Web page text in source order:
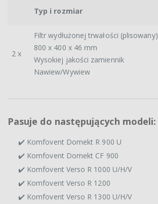
Typ i rozmiar
2 x
Filtr wydłużonej trwałości (plisowany)
800 x 400 x 46 mm
Wysokiej jakości zamiennik
Nawiew/Wywiew
Pasuje do następujących modeli:
✔️ Komfovent Domekt R 900 U
✔️ Komfovent Domekt CF 900
✔️ Komfovent Verso R 1000 U/H/V
✔️ Komfovent Verso R 1200
✔️ Komfovent Verso R 1300 U/H/V